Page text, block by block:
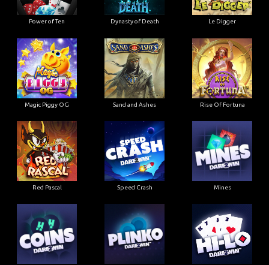
Power of Ten Dynasty of Death Le Digger
Magic Piggy OG Sand and Ashes Rise Of Fortuna
Red Pascal Speed Crash Mines